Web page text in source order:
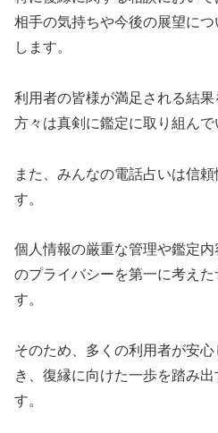
相手の気持ちや今後の展望に
します。
利用者の皆様が満足される結
方々は真剣に鑑定に取り組んで
また、みんなの電話占いは信
す。
個人情報の厳重な管理や鑑定
のプライバシーを第一に考え
す。
そのため、多くの利用者が安
き、復縁に向けた一歩を踏み
す。